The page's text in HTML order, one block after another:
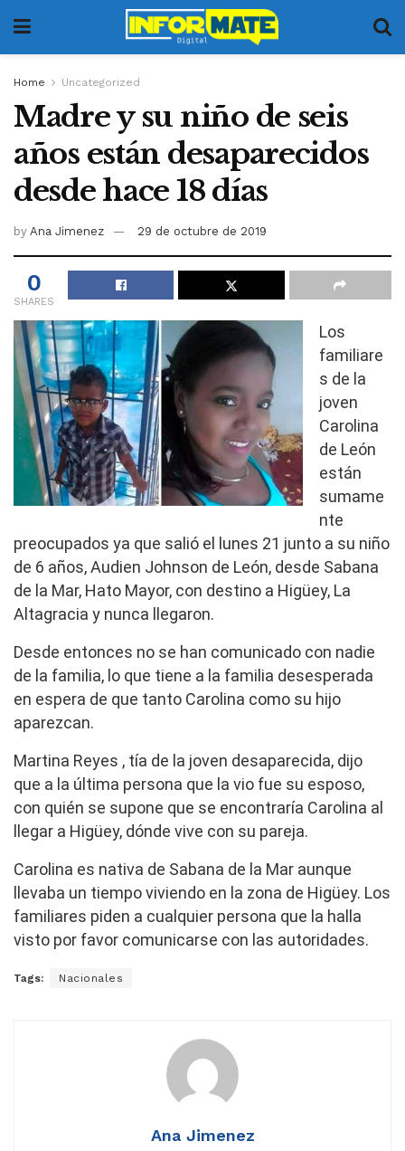
Home Uncategorized
Madre y su niño de seis
años están desaparecidos
desde hace 18 días
by Ana Jimenez 29 de octubre de 2019
0
SHARES
Los
familiare
s de la
joven
Carolina
de León
están
sumame
nte
preocupados ya que salió el lunes 21 junto a su niño
de 6 años, Audien Johnson de León, desde Sabana
de la Mar, Hato Mayor, con destino a Higüey, La
Altagracia y nunca llegaron.
Desde entonces no se han comunicado con nadie
de la familia, lo que tiene a la familia desesperada
en espera de que tanto Carolina como su hijo
aparezcan.
Martina Reyes , tía de la joven desaparecida, dijo
que a la última persona que la vio fue su esposo,
con quién se supone que se encontraría Carolina al
llegar a Higüey, dónde vive con su pareja.
Carolina es nativa de Sabana de la Mar aunque
llevaba un tiempo viviendo en la zona de Higüey. Los
familiares piden a cualquier persona que la halla
visto por favor comunicarse con las autoridades.
Tags: Nacionales
Ana Jimenez